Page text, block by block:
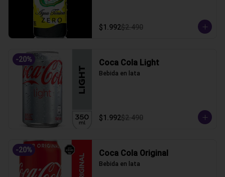
$1.992$2.490
-20% Coca Cola Light
Bebida en lata
$1.992$2.490
-20% Coca Cola Original
Bebida en lata